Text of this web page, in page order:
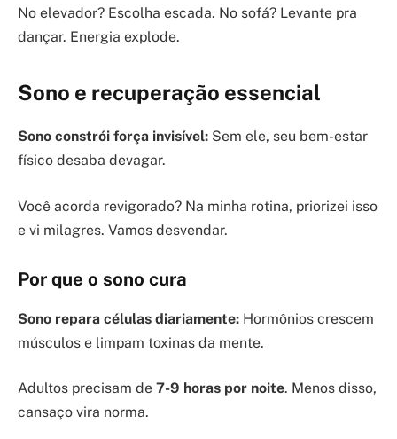
No elevador? Escolha escada. No sofá? Levante pra
dançar. Energia explode.
Sono e recuperação essencial
Sono constrói força invisível: Sem ele, seu bem-estar
físico desaba devagar.
Você acorda revigorado? Na minha rotina, priorizei isso
e vi milagres. Vamos desvendar.
Por que o sono cura
Sono repara células diariamente: Hormônios crescem
músculos e limpam toxinas da mente.
Adultos precisam de 7-9 horas por noite. Menos disso,
cansaço vira norma.